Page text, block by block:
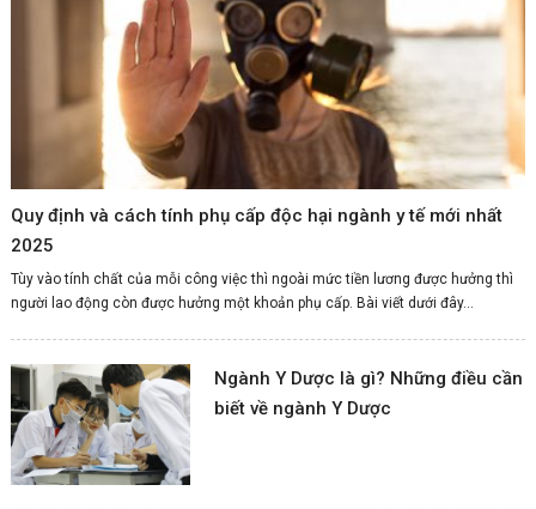
Quy định và cách tính phụ cấp độc hại ngành y tế mới nhất
2025
Tùy vào tính chất của mỗi công việc thì ngoài mức tiền lương được hưởng thì
người lao động còn được hưởng một khoản phụ cấp. Bài viết dưới đây...
Ngành Y Dược là gì? Những điều cần
biết về ngành Y Dược